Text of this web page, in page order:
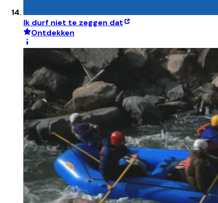
Ik durf niet te zeggen dat
Ontdekken